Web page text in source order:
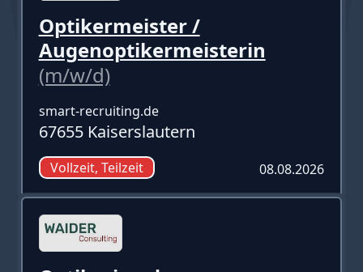
Optikermeister /
Augenoptikermeisterin
(m/w/d)
smart-recruiting.de
67655 Kaiserslautern
Vollzeit, Teilzeit 08.08.2026